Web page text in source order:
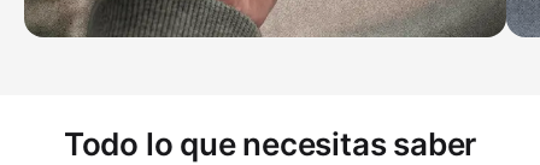
Todo lo que necesitas saber